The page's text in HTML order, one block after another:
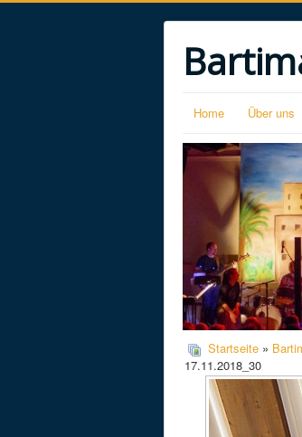
Home Über uns
Startseite »
17.11.2018_30